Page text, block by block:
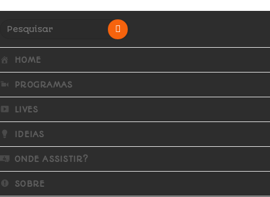
HOME
PROGRAMAS
LIVES
IDEIAS
ONDE ASSISTIR?
SOBRE